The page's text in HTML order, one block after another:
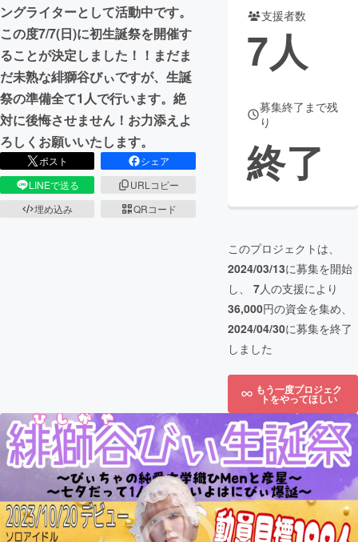
CAMPFIRE for Social Good
CAMPFIRE Creation
CAMPFIREふるさと納税machi-ya コミュニティ
ングライターとして活動中です。
この度7/7(日)に初生誕祭を開催す
ることが決定しました！！まだま
だ未熟な緋獅谷びぃですが、生誕
祭の準備全て1人で行います。絶
対に後悔させません！お力添えよ
ろしくお願いいたします。
ポスト
シェア
LINEで送る
URLコピー
埋め込み
QRコード
支援者数
7人
募集終了まで残
り
終了
このプロジェクトは、
2024/03/13に募集を開始
し、 7人の支援により
36,000円の資金を集め、
2024/04/30に募集を終了
しました
もう一度プロジェク
トをやってほしい